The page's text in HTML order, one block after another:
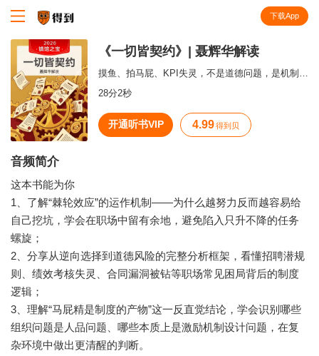
下载App
《一切皆契约》| 聂辉华解读
摸鱼、拍马屁、KPI失灵，不是道德问题，是机制设计问题？
28分2秒
开通听书VIP 4.99 得到贝
音频简介
这本书能为你
1、了解“棘轮效应”的运作机制——为什么越努力反而越容易给
自己挖坑，学会在职场中留有余地，避免陷入只升不降的任务
螺旋；
2、分享从逆向选择到道德风险的完整分析框架，看懂招聘潜规
则、绩效考核失灵、合同漏洞被钻等职场常见困局背后的制度
逻辑；
3、理解“马屁精是制度的产物”这一反直觉结论，学会识别哪些
组织问题是人品问题、哪些本质上是激励机制设计问题，在复
杂环境中做出更清醒的判断。